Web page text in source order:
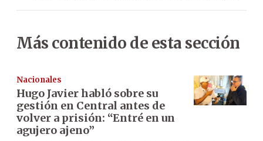
Más contenido de esta sección
Nacionales
Hugo Javier habló sobre su
gestión en Central antes de
volver a prisión: “Entré en un
agujero ajeno”